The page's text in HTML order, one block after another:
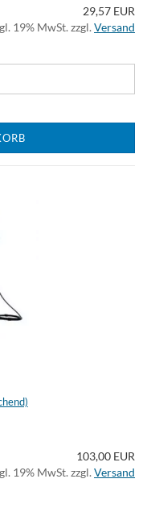
29,57 EUR
19% MwSt. zzgl. Versand
103,00 EUR
19% MwSt. zzgl. Versand